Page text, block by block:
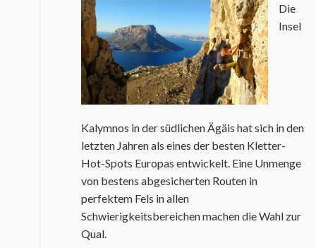
Die
Insel
Kalymnos in der südlichen Ägäis hat sich in den
letzten Jahren als eines der besten Kletter-
Hot-Spots Europas entwickelt. Eine Unmenge
von bestens abgesicherten Routen in
perfektem Fels in allen
Schwierigkeitsbereichen machen die Wahl zur
Qual.